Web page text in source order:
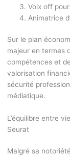
Voix off
Animatrice
Sur le plan
majeur en termes
compétences et
valorisation
sécurité
médiatique.
L’équilibre entre
Seurat
Malgré sa